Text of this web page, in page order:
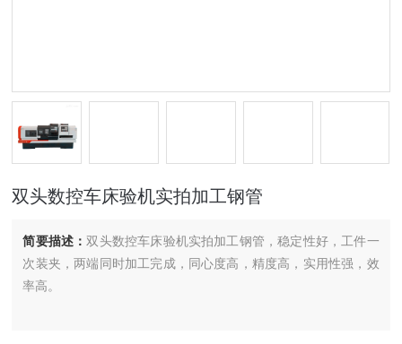
双头数控车床验机实拍加工钢管
简要描述：双头数控车床验机实拍加工钢管，稳定性好，工件一
次装夹，两端同时加工完成，同心度高，精度高，实用性强，效
率高。